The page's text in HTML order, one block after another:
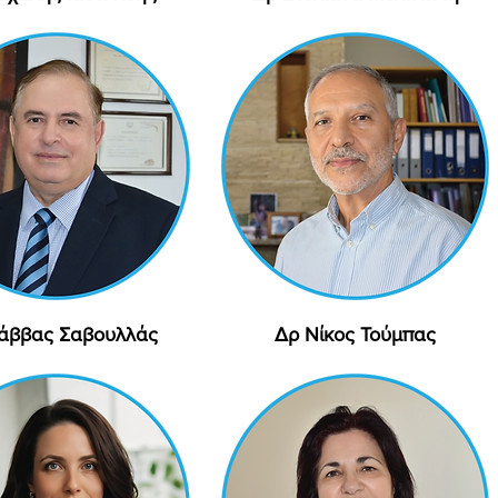
προβολή
Σαβουλλάς Γρήγορη προβολή
Δρ Νίκος Τούμπας